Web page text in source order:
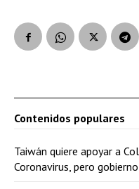
Contenidos populares
Taiwán quiere apoyar a
Coronavirus, pero